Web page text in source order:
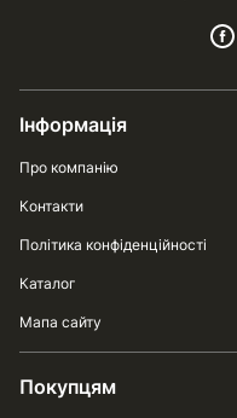
Інформація
Про компанію
Контакти
Політика конфіденційності
Каталог
Мапа сайту
Покупцям